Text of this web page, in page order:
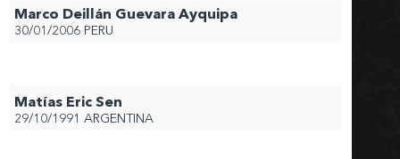
Marco Deillán Guevara Ayquipa
30/01/2006 PERU
Matías Eric Sen
29/10/1991 ARGENTINA